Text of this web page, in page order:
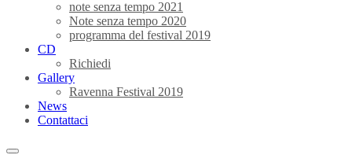
note senza tempo 2021
Note senza tempo 2020
programma del festival 2019
CD
Richiedi
Gallery
Ravenna Festival 2019
News
Contattaci